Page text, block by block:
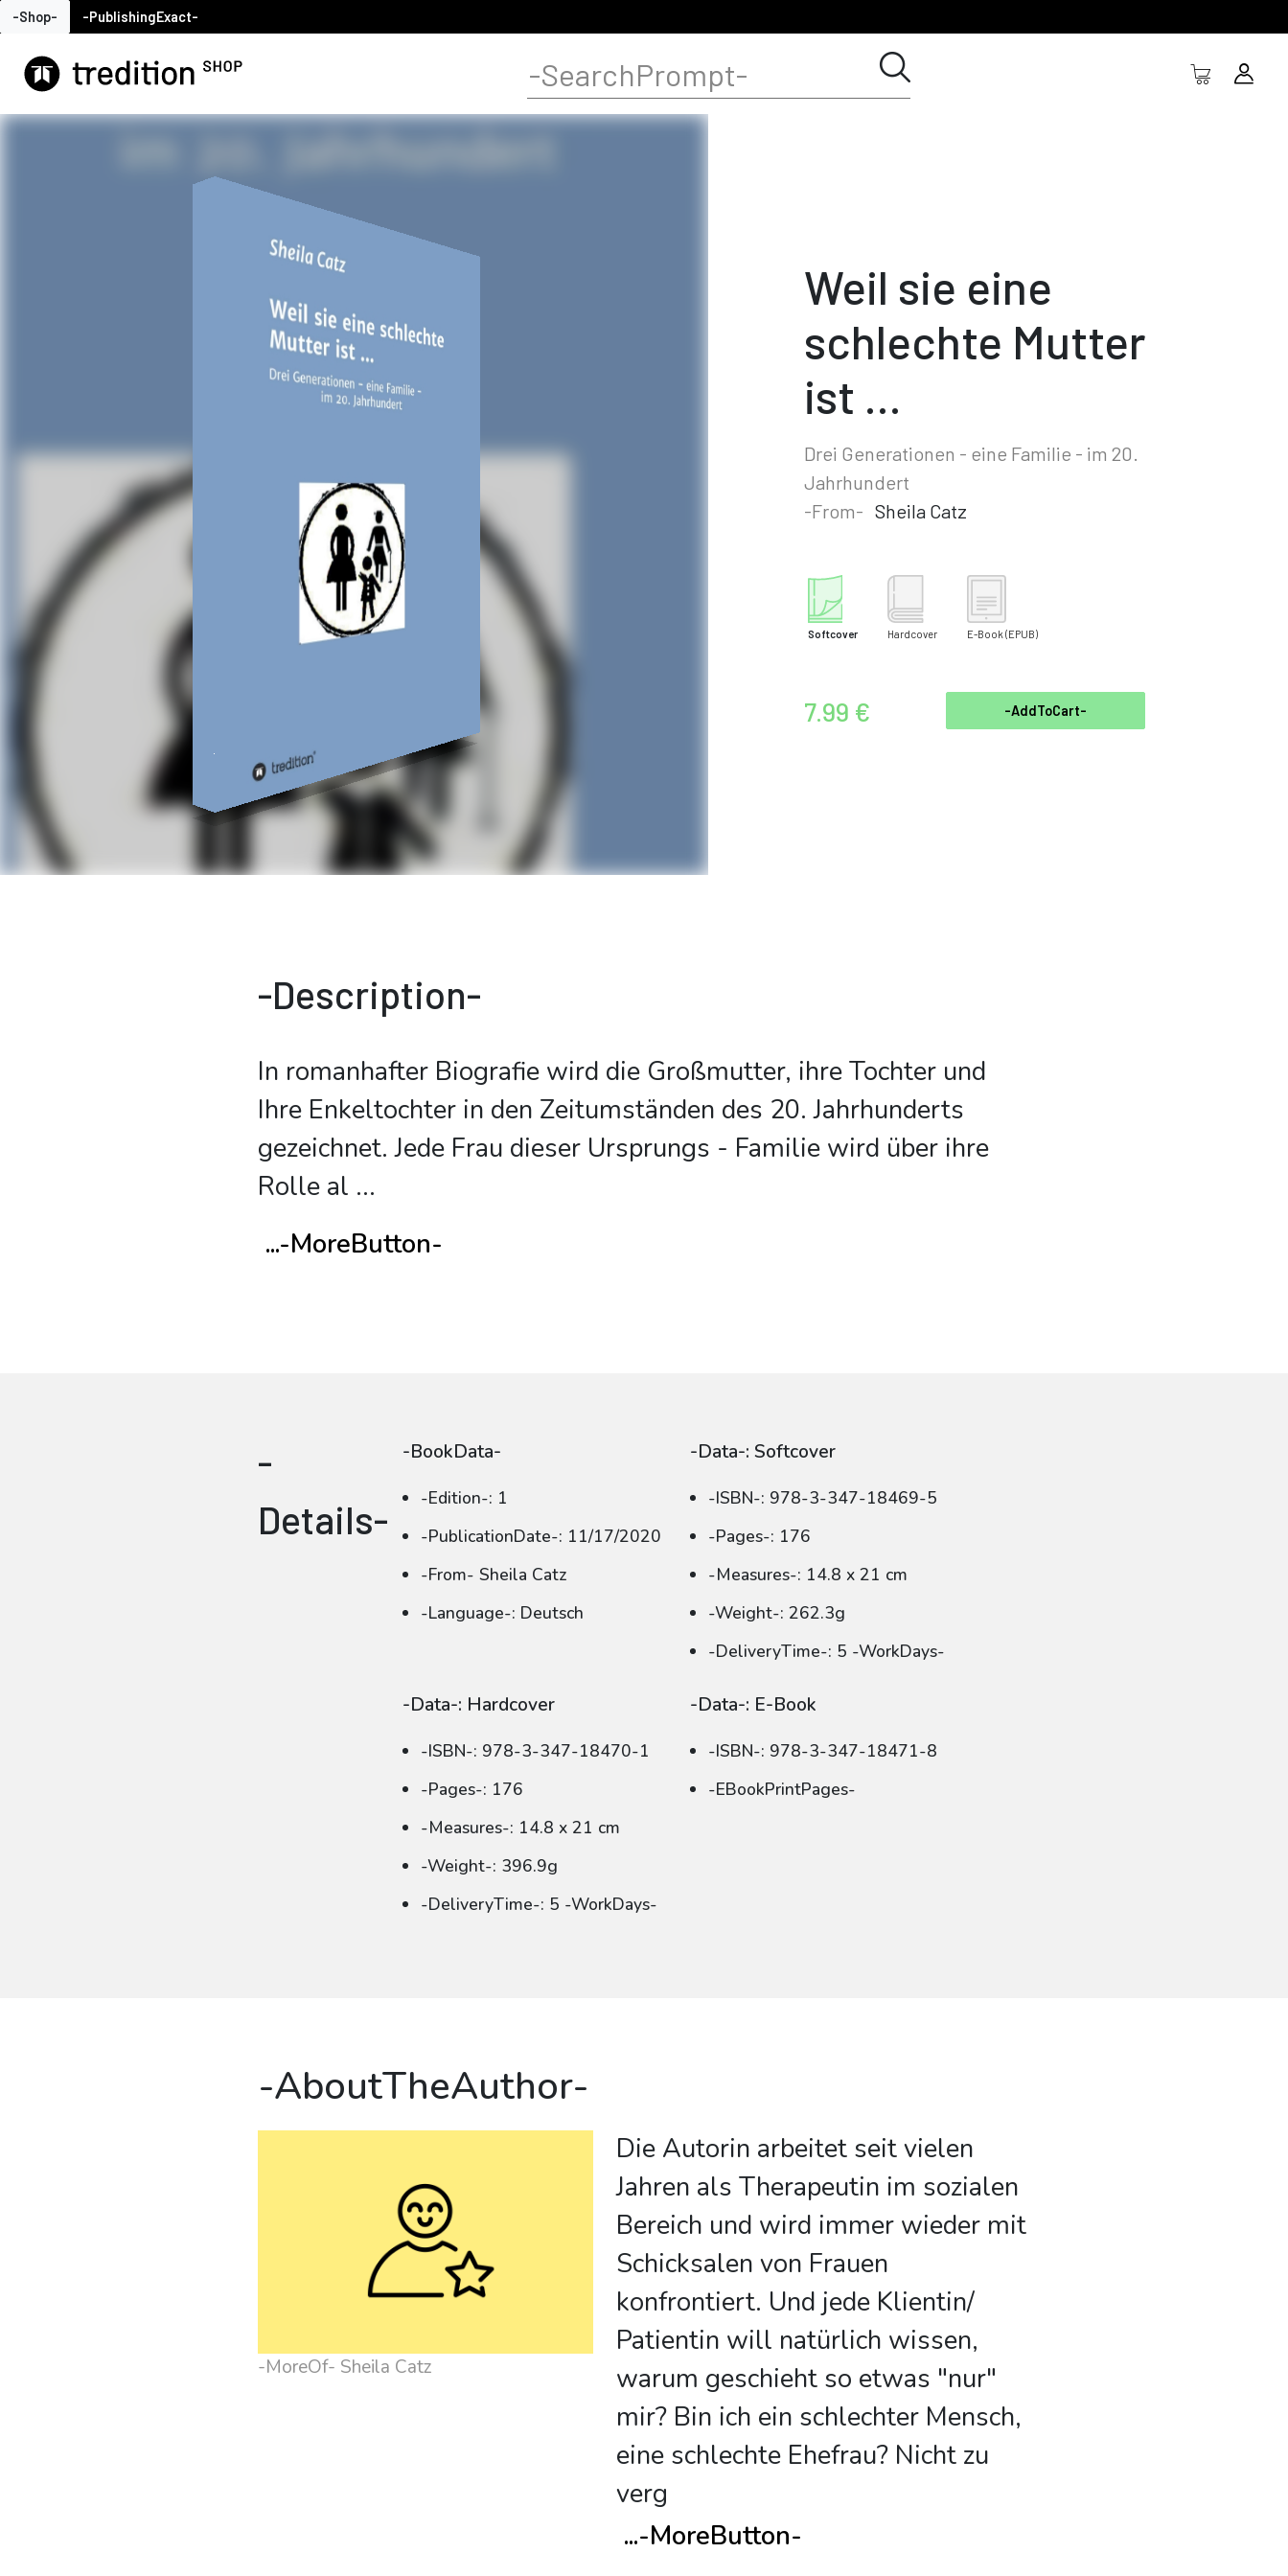
-Shop- -PublishingExact-
Weil sie eine
schlechte Mutter
ist ...
Drei Generationen - eine Familie - im 20.
Jahrhundert
-From- Sheila Catz
Softcover Hardcover E-Book (EPUB)
7.99 € -AddToCart-
-Description-
In romanhafter Biografie wird die Großmutter, ihre Tochter und
Ihre Enkeltochter in den Zeitumständen des 20. Jahrhunderts
gezeichnet. Jede Frau dieser Ursprungs - Familie wird über ihre
Rolle al ...
...-MoreButton-
-
Details-
-BookData-
-Edition-: 1
-PublicationDate-: 11/17/2020
-From- Sheila Catz
-Language-: Deutsch
-Data-: Softcover
-ISBN-: 978-3-347-18469-5
-Pages-: 176
-Measures-: 14.8 x 21 cm
-Weight-: 262.3g
-DeliveryTime-: 5 -WorkDays-
-Data-: Hardcover
-ISBN-: 978-3-347-18470-1
-Pages-: 176
-Measures-: 14.8 x 21 cm
-Weight-: 396.9g
-DeliveryTime-: 5 -WorkDays-
-Data-: E-Book
-ISBN-: 978-3-347-18471-8
-EBookPrintPages-
-AboutTheAuthor-
-MoreOf- Sheila Catz
Die Autorin arbeitet seit vielen
Jahren als Therapeutin im sozialen
Bereich und wird immer wieder mit
Schicksalen von Frauen
konfrontiert. Und jede Klientin/
Patientin will natürlich wissen,
warum geschieht so etwas "nur"
mir? Bin ich ein schlechter Mensch,
eine schlechte Ehefrau? Nicht zu
verg
...-MoreButton-